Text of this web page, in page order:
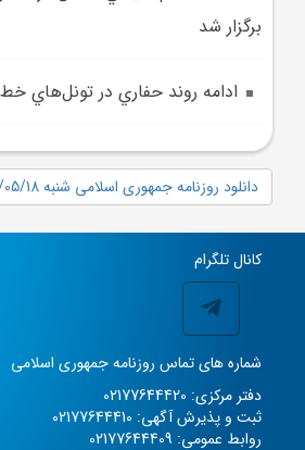
برگزار شد
ادامه روند حفاري در تونل‌هاي خط 3 و 4 مترو مشهد
دانلود روزنامه جمهوری اسلامی شنبه 1404/05/18 شماره 13154
کانال تلگرام
شماره های تماس روزنامه جمهوری اسلامی
دفتر مرکزی: 02177644420
ثبت و پذیرش آگهی: 02177644410
روابط عمومی: 02177644409